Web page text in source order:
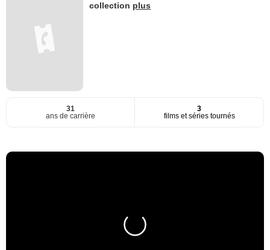
collection plus
31
ans de carrière
3
films et séries tournés